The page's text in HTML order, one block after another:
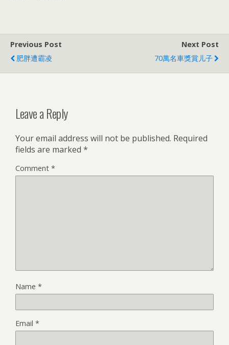
Previous Post
肥胖遭霸凌
Next Post
70萬名車獎賞儿子
Leave a Reply
Your email address will not be published. Required
fields are marked *
Comment *
Name *
Email *